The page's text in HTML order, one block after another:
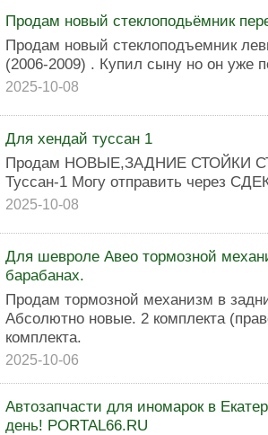
Продам новый стеклоподьёмник
Продам новый стеклоподъемник
(2006-2009) . Купил сыну но он уже
2025-10-08
Для хендай туссан 1
Продам НОВЫЕ,ЗАДНИЕ СТОЙКИ
Туссан-1 Могу отправить через
2025-10-08
Для шевроле Авео тормозной
барабанах.
Продам тормозной механизм в
Абсолютно новые. 2 комплекта
комплекта.
2025-10-06
Автозапчасти для иномарок в
день! PORTAL66.RU